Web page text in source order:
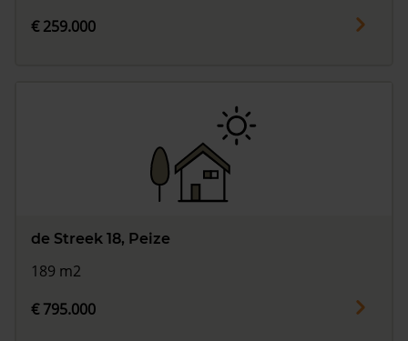
€ 259.000
de Streek 18, Peize
189 m2
€ 795.000